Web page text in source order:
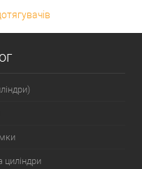
циліндри